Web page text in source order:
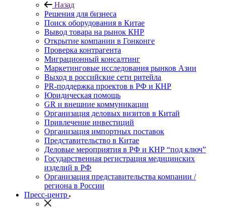
Назад
Решения для бизнеса
Поиск оборудования в Китае
Вывод товара на рынок КНР
Открытие компании в Гонконге
Проверка контрагента
Миграционный консалтинг
Маркетинговые исследования рынков Азии
Выход в российские сети ритейла
PR-поддержка проектов в РФ и КНР
Юридическая помощь
GR и внешние коммуникации
Организация деловых визитов в Китай
Привлечение инвестиций
Организация импортных поставок
Представительство в Китае
Деловые мероприятия в РФ и КНР “под ключ”
Государственная регистрация медицинских
изделий в РФ
Организация представительства компании /
региона в России
Пресс-центр